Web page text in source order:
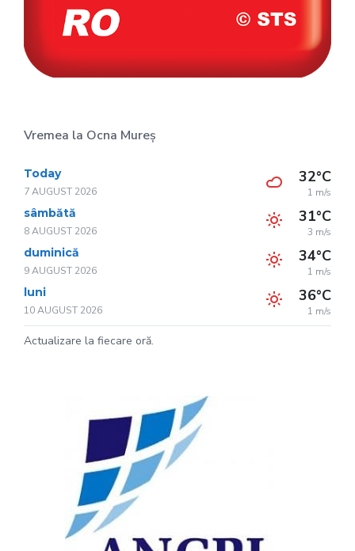
Vremea la Ocna Mureș
Today
7 AUGUST 2026
32°C
1 m/s
sâmbătă
8 AUGUST 2026
31°C
3 m/s
duminică
9 AUGUST 2026
34°C
1 m/s
luni
10 AUGUST 2026
36°C
1 m/s
Actualizare la fiecare oră.